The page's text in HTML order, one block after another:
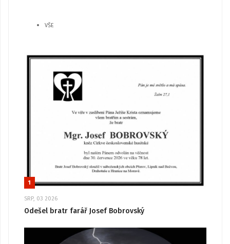
VŠE
1
SRP, 03 2026
Odešel bratr farář Josef Bobrovský